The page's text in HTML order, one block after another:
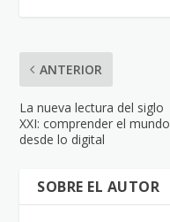
ANTERIOR
La nueva lectura del siglo
XXI: comprender el mundo
desde lo digital
SOBRE EL AUTOR